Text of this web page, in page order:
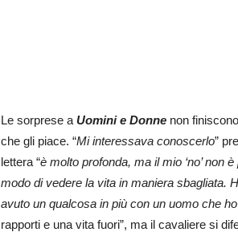
Le sorprese a Uomini e Donne non
che gli piace. “Mi interessava conoscerlo”
lettera “è molto profonda, ma il mio ‘no’ non
modo di vedere la vita in maniera sbagliata.
avuto un qualcosa in più con un uomo che
rapporti e una vita fuori”, ma il cavaliere si